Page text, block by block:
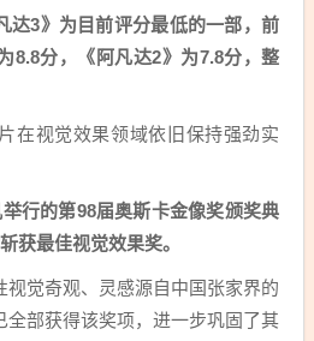
达3》为目前评分最低的一部，前
8.8分，《阿凡达2》为7.8分，整
在视觉效果领域依旧保持强劲实
行的第98届奥斯卡金像奖颁奖典
获最佳视觉效果奖。
视觉奇观、灵感源自中国张家界的
全部获得该奖项，进一步巩固了其